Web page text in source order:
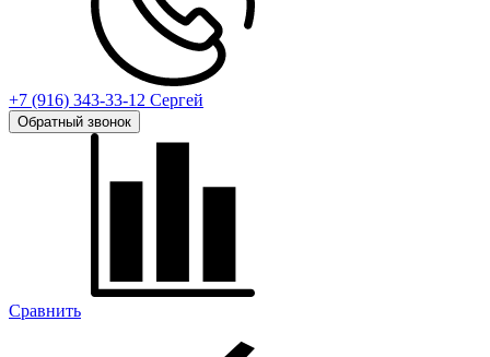
+7 (916) 343-33-12 Сергей
Обратный звонок
Сравнить